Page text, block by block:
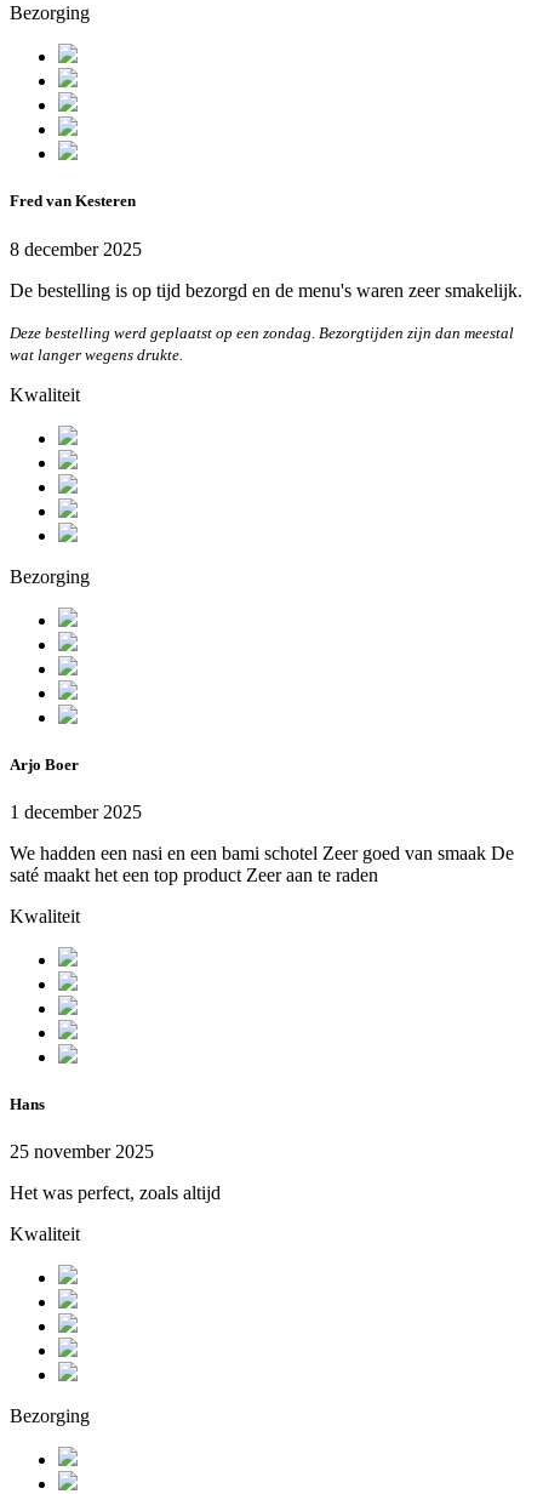
Bezorging
Fred van Kesteren
8 december 2025
De bestelling is op tijd bezorgd en de menu's waren zeer smakelijk.
Deze bestelling werd geplaatst op een zondag. Bezorgtijden zijn dan meestal
wat langer wegens drukte.
Kwaliteit
Bezorging
Arjo Boer
1 december 2025
We hadden een nasi en een bami schotel Zeer goed van smaak De
saté maakt het een top product Zeer aan te raden
Kwaliteit
Hans
25 november 2025
Het was perfect, zoals altijd
Kwaliteit
Bezorging